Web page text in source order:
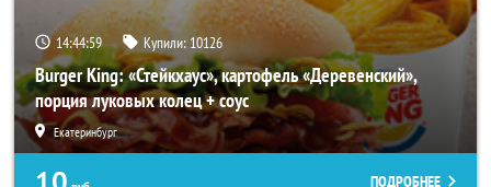
14:44:56 Купили: 10126
Burger King: «Стейкхаус», картофель «Деревенский»,
порция луковых колец + соус
Екатеринбург
ПОДРОБНЕЕ